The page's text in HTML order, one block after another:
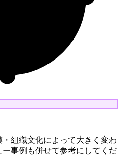
組織文化によって大きく変わ
事例も併せて参考にしてくだ